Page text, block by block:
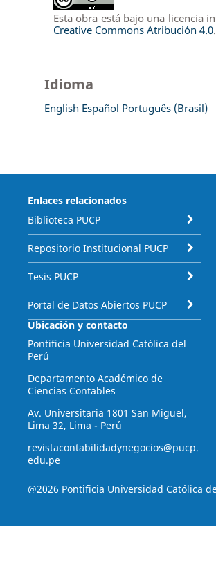
Esta obra está bajo una licencia
Creative Commons Atribución 4.0.
Idioma
English Español Português (Brasil)
Enlaces relacionados
Biblioteca PUCP
Repositorio Institucional PUCP
Tesis PUCP
Portal de Datos Abiertos PUCP
Ubicación y contacto
Pontificia Universidad Católica del
Perú
Departamento Académico de
Ciencias Contables
Av. Universitaria 1801 San Miguel,
Lima 32, Lima - Perú
revistacontabilidadynegocios@pucp.
edu.pe
@2026 Pontificia Universidad Católica